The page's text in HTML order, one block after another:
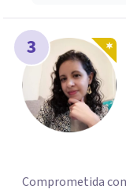
3
Comprometida